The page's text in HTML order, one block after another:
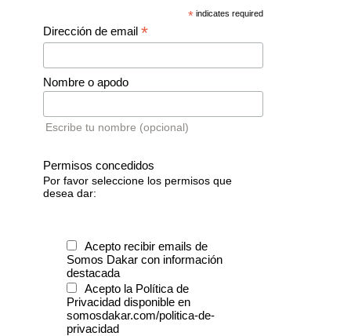
* indicates required
Dirección de email *
Nombre o apodo
Escribe tu nombre (opcional)
Permisos concedidos
Por favor seleccione los permisos que
desea dar:
Acepto recibir emails de
Somos Dakar con información
destacada
Acepto la Política de
Privacidad disponible en
somosdakar.com/politica-de-
privacidad